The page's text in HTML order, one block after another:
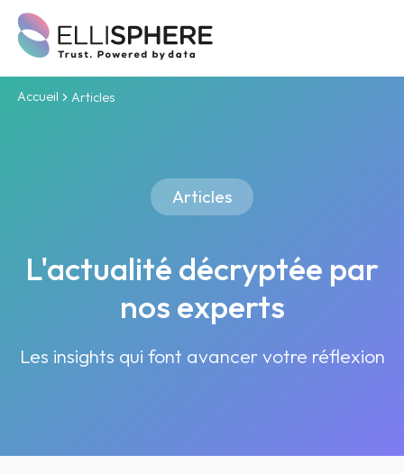
Accueil Articles
Articles
L'actualité décryptée par
nos experts
Les insights qui font avancer votre réflexion